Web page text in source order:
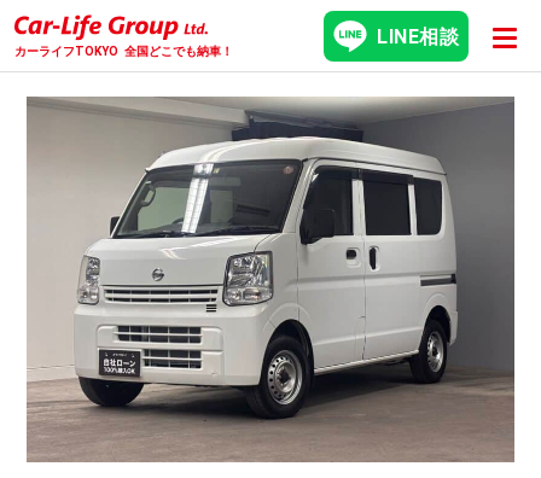
カーライフTOKYO 全国どこでも納車！
LINE相談